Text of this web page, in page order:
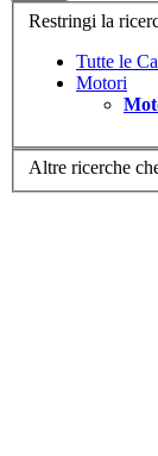
Restringi la
Tutte le
Motori
Altre ricerche